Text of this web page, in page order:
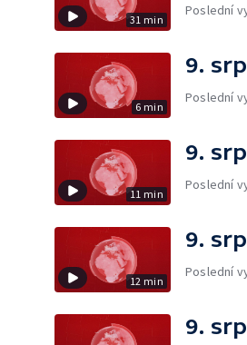
31 min
Poslední
6 min
9.
Poslední
11 min
9.
Poslední
12 min
9.
Poslední
9.